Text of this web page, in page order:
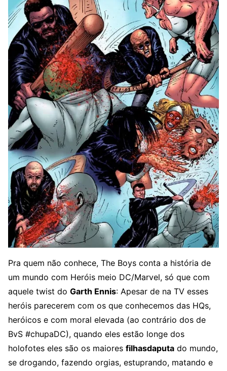
Pra quem não conhece, The Boys conta a história de
um mundo com Heróis meio DC/Marvel, só que com
aquele twist do Garth Ennis: Apesar de na TV esses
heróis parecerem com os que conhecemos das HQs,
heróicos e com moral elevada (ao contrário dos de
BvS #chupaDC), quando eles estão longe dos
holofotes eles são os maiores filhasdaputa do mundo,
se drogando, fazendo orgias, estuprando, matando e